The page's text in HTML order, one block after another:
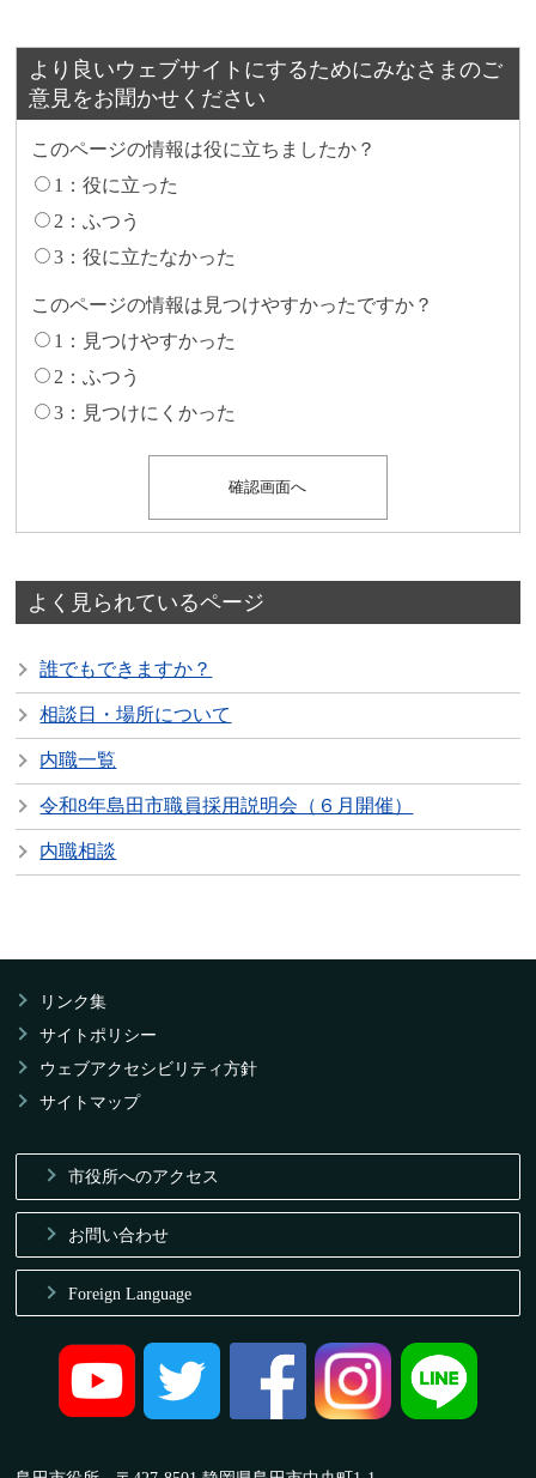
より良いウェブサイトにするためにみなさまのご
意見をお聞かせください
このページの情報は役に立ちましたか？
1：役に立った
2：ふつう
3：役に立たなかった
このページの情報は見つけやすかったですか？
1：見つけやすかった
2：ふつう
3：見つけにくかった
よく見られているページ
誰でもできますか？
相談日・場所について
内職一覧
令和8年島田市職員採用説明会（６月開催）
内職相談
リンク集
サイトポリシー
ウェブアクセシビリティ方針
サイトマップ
市役所へのアクセス
お問い合わせ
Foreign Language